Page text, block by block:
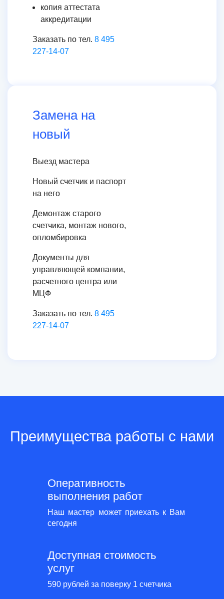
копия аттестата
аккредитации
Заказать по тел. 8 495
227-14-07
Замена на
новый
Выезд мастера
Новый счетчик и паспорт
на него
Демонтаж старого
счетчика, монтаж нового,
опломбировка
Документы для
управляющей компании,
расчетного центра или
МЦФ
Заказать по тел. 8 495
227-14-07
Преимущества работы с нами
Оперативность
выполнения работ
Наш мастер может приехать к Вам
сегодня
Доступная стоимость
услуг
590 рублей за поверку 1 счетчика